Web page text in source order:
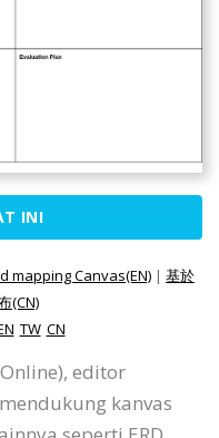
INI
mapping Canvas(EN) | 基於
(CN)
TW CN
editor
kanvas